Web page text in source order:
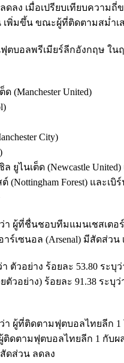
ลง เมื่อเปรียบเทียบความ
เพิ่มขึ้น ขณะผู้ที่ติดตามสม่ำ
อลพรีเมียร์ลีกอังกฤษ ในฤ
(Manchester United)
City)
ไนเต็ด (Newcastle
Forest) และเบิ
ผู้ที่ชื่นชอบทีมแมนเชสเตอร์
าร์เซนอล (Arsenal) มีสัด
ตัวอย่าง ร้อยละ 53.80 ระ
วอย่าง) ร้อยละ 91.38 ระบุ
ว่า ผู้ที่ติดตามฟุตบอลไทยลี
ดตามฟุตบอลไทยลีก 1 กับผ
ดส่วน ลดลง